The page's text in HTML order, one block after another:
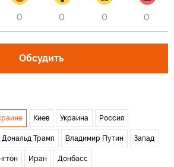
0 0 0 0
Обсудить
Киев Украина Россия
Дональд Трамп Владимир Путин Запад
Иран Донбасс